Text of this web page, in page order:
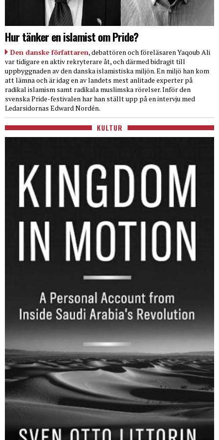
Hur tänker en islamist om Pride?
Den danske författaren, debattören och föreläsaren Yaqoub Ali
var tidigare en aktiv rekryterare åt, och därmed bidragit till
uppbyggnaden av den danska islamistiska miljön. En miljö han kom
att lämna och är idag en av landets mest anlitade experter på
radikal islamism samt radikala muslimska rörelser. Inför den
svenska Pride-festivalen har han ställt upp på en intervju med
Ledarsidornas Edward Nordén.
KULTUR